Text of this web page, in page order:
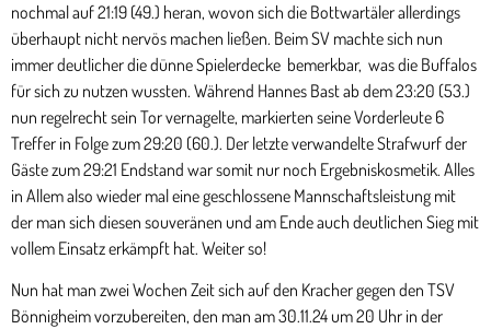
nochmal auf 21:19 (49.) heran, wovon sich die Bottwartäler allerdings
überhaupt nicht nervös machen ließen. Beim SV machte sich nun
immer deutlicher die dünne Spielerdecke bemerkbar, was die Buffalos
für sich zu nutzen wussten. Während Hannes Bast ab dem 23:20 (53.)
nun regelrecht sein Tor vernagelte, markierten seine Vorderleute 6
Treffer in Folge zum 29:20 (60.). Der letzte verwandelte Strafwurf der
Gäste zum 29:21 Endstand war somit nur noch Ergebniskosmetik. Alles
in Allem also wieder mal eine geschlossene Mannschaftsleistung mit
der man sich diesen souveränen und am Ende auch deutlichen Sieg mit
vollem Einsatz erkämpft hat. Weiter so!
Nun hat man zwei Wochen Zeit sich auf den Kracher gegen den TSV
Bönnigheim vorzubereiten, den man am 30.11.24 um 20 Uhr in der